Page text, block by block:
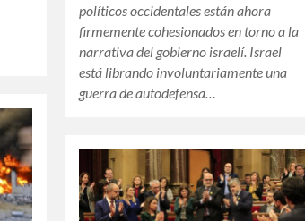
políticos occidentales están ahora
firmemente cohesionados en torno a la
narrativa del gobierno israelí. Israel
está librando involuntariamente una
guerra de autodefensa…